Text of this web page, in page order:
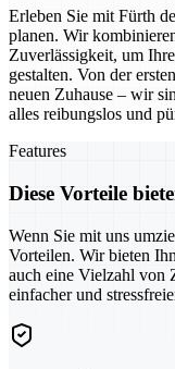
Erleben Sie mit Fürth
planen. Wir
Zuverlässigkeit, um
gestalten. Von der
neuen Zuhause – wir
alles reibungslos und
Features
Diese Vorteile
Wenn Sie mit uns
Vorteilen. Wir bieten
auch eine Vielzahl von
einfacher und